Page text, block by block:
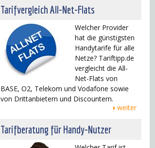
Tarifvergleich All-Net-Flats
Welcher Provider
hat die günstigsten
Handytarife für alle
Netze? Tariftipp.de
vergleicht die All-
Net-Flats von
BASE, O2, Telekom und Vodafone sowie
von Drittanbietern und Discountern.
weiter
Tarifberatung für Handy-Nutzer